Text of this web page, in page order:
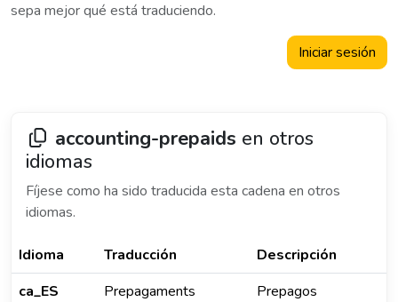
sepa mejor qué está traduciendo.
Iniciar sesión
accounting-prepaids en otros
idiomas
Fíjese como ha sido traducida esta cadena en otros
idiomas.
Idioma Traducción
Descripción
ca_ES
Prepagaments
Prepagos